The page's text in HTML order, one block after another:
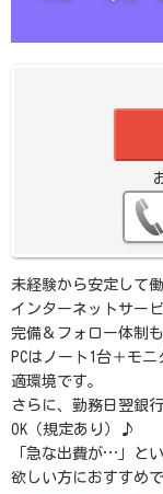
未経験から安定して
インターネットサー
完備＆フォロー体制
PCはノート1台＋モ
適環境です。
さらに、勤務日翌銀
OK（規定あり）♪
「急な出費が…」と
欲しい方におすすめ